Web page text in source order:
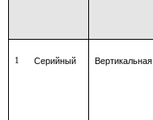
1 Серийный Вертикальная